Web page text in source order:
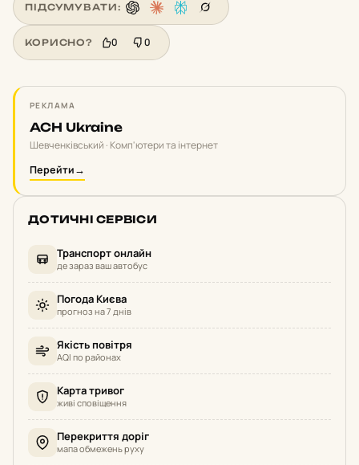
ПІДСУМУВАТИ:
КОРИСНО? 0 0
РЕКЛАМА
ACH Ukraine
Шевченківський · Комп'ютери та інтернет
Перейти→
ДОТИЧНІ СЕРВІСИ
Транспорт онлайн
де зараз ваш автобус
Погода Києва
прогноз на 7 днів
Якість повітря
AQI по районах
Карта тривог
живі сповіщення
Перекриття доріг
мапа обмежень руху